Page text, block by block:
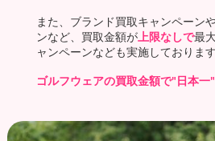
また、ブランド買取キャンペーン
ンなど、買取金額が 上限なしで最
ャンペーンなども実施しております
ゴルフウェアの買取金額で"日本一